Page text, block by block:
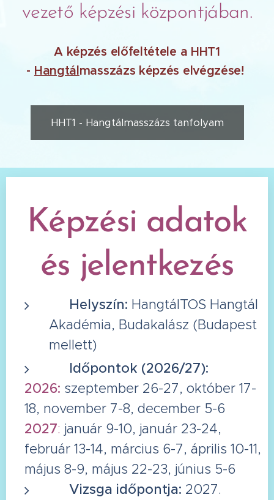
vezető képzési központjában.
A képzés előfeltétele a HHT1
- Hangtálmasszázs képzés elvégzése!
HHT1 - Hangtálmasszázs tanfolyam
Képzési adatok
és jelentkezés
🌍 Helyszín: HangtálTOS Hangtál
Akadémia, Budakalász (Budapest
mellett)
📆 Időpontok (2026/27):
2026: szeptember 26-27, október 17-
18, november 7-8, december 5-6
2027: január 9-10, január 23-24,
február 13-14, március 6-7, április 10-11,
május 8-9, május 22-23, június 5-6
📆 Vizsga időpontja: 2027.